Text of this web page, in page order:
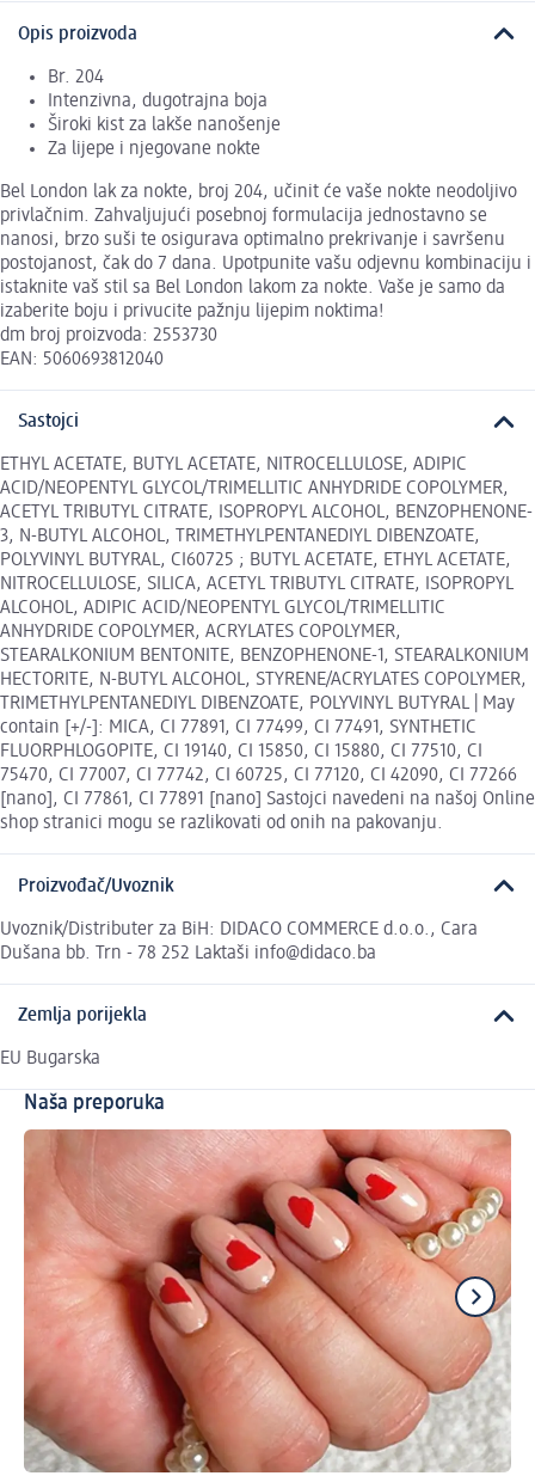
Opis proizvoda
Br. 204
Intenzivna, dugotrajna boja
Široki kist za lakše nanošenje
Za lijepe i njegovane nokte
Bel London lak za nokte, broj 204, učinit će vaše nokte neodoljivo
privlačnim. Zahvaljujući posebnoj formulacija jednostavno se
nanosi, brzo suši te osigurava optimalno prekrivanje i savršenu
postojanost, čak do 7 dana. Upotpunite vašu odjevnu kombinaciju i
istaknite vaš stil sa Bel London lakom za nokte. Vaše je samo da
izaberite boju i privucite pažnju lijepim noktima!
dm broj proizvoda: 2553730
EAN: 5060693812040
Sastojci
ETHYL ACETATE, BUTYL ACETATE, NITROCELLULOSE, ADIPIC
ACID/NEOPENTYL GLYCOL/TRIMELLITIC ANHYDRIDE COPOLYMER,
ACETYL TRIBUTYL CITRATE, ISOPROPYL ALCOHOL, BENZOPHENONE-
3, N-BUTYL ALCOHOL, TRIMETHYLPENTANEDIYL DIBENZOATE,
POLYVINYL BUTYRAL, CI60725 ; BUTYL ACETATE, ETHYL ACETATE,
NITROCELLULOSE, SILICA, ACETYL TRIBUTYL CITRATE, ISOPROPYL
ALCOHOL, ADIPIC ACID/NEOPENTYL GLYCOL/TRIMELLITIC
ANHYDRIDE COPOLYMER, ACRYLATES COPOLYMER,
STEARALKONIUM BENTONITE, BENZOPHENONE-1, STEARALKONIUM
HECTORITE, N-BUTYL ALCOHOL, STYRENE/ACRYLATES COPOLYMER,
TRIMETHYLPENTANEDIYL DIBENZOATE, POLYVINYL BUTYRAL | May
contain [+/-]: MICA, CI 77891, CI 77499, CI 77491, SYNTHETIC
FLUORPHLOGOPITE, CI 19140, CI 15850, CI 15880, CI 77510, CI
75470, CI 77007, CI 77742, CI 60725, CI 77120, CI 42090, CI 77266
[nano], CI 77861, CI 77891 [nano] Sastojci navedeni na našoj Online
shop stranici mogu se razlikovati od onih na pakovanju.
Proizvođač/Uvoznik
Uvoznik/Distributer za BiH: DIDACO COMMERCE d.o.o., Cara
Dušana bb. Trn - 78 252 Laktaši info@didaco.ba
Zemlja porijekla
EU Bugarska
Naša preporuka